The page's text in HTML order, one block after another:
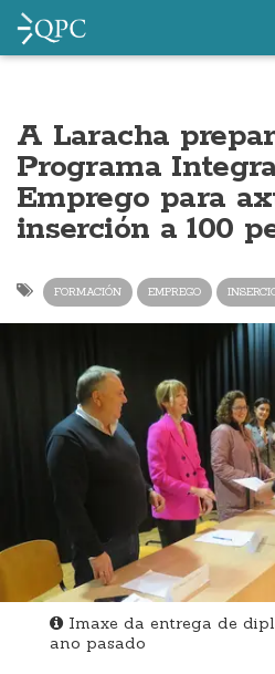
A Laracha
Programa
Emprego para
inserción a 100
FORMACIÓN EMPREGO
Imaxe da entrega de
ano pasado